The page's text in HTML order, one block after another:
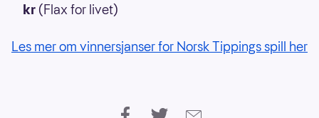
kr (Flax for livet)
Les mer om vinnersjanser for Norsk Tippings spill her